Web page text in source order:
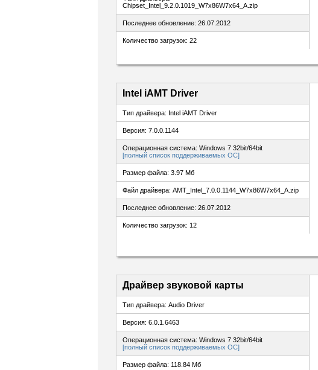
Chipset_Intel_9.2.0.1019_W7x86W7x64_A.zip
Последнее обновление: 26.07.2012
Количество загрузок: 22
Intel iAMT Driver
Тип драйвера: Intel iAMT Driver
Версия: 7.0.0.1144
Операционная система: Windows 7 32bit/64bit
[полный список поддерживаемых ОС]
Размер файла: 3.97 Мб
Файл драйвера: AMT_Intel_7.0.0.1144_W7x86W7x64_A.zip
Последнее обновление: 26.07.2012
Количество загрузок: 12
Драйвер звуковой карты
Тип драйвера: Audio Driver
Версия: 6.0.1.6463
Операционная система: Windows 7 32bit/64bit
[полный список поддерживаемых ОС]
Размер файла: 118.84 Мб